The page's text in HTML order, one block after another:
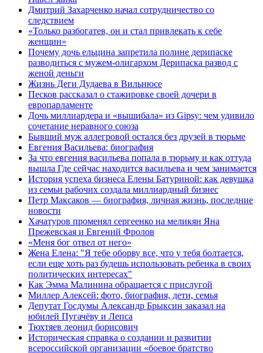
Дмитрий Захарченко начал сотрудничество со
следствием
«Только разбогатев, он и стал привлекать к себе
женщин»
Почему дочь ельцина запретила полине дерипаске
разводиться с мужем-олигархом Дерипаска развод с
женой деньги
Жизнь Деги Дудаева в Вильнюсе
Песков рассказал о стажировке своей дочери в
европарламенте
Дочь миллиардера и «вышибала» из Gipsy: чем удивило
сочетание неравного союза
Бывший муж аллегровой остался без друзей в тюрьме
Евгения Васильева: биография
За что евгения васильева попала в тюрьму и как оттуда
вышла Где сейчас находится васильева и чем занимается
История успеха бизнеса Елены Батуриной: как девушка
из семьи рабочих создала миллиардный бизнес
Петр Максаков — биография, личная жизнь, последние
новости
Хачатуров променял сергеенко на меликян Яна
Прежевская и Евгений Фролов
«Меня бог отвел от него»
Жена Елена: "Я тебе оборву все, что у тебя болтается,
если еще хоть раз будешь использовать ребенка в своих
политических интересах"
Как Эмма Малинина обращается с прислугой
Миллер Алексей: фото, биография, дети, семья
Депутат Госдумы Александр Брыксин заказал на
юбилей Пугачёву и Лепса
Тюхтяев леонид борисович
Историческая справка о создании и развитии
всероссийской организации «боевое братство